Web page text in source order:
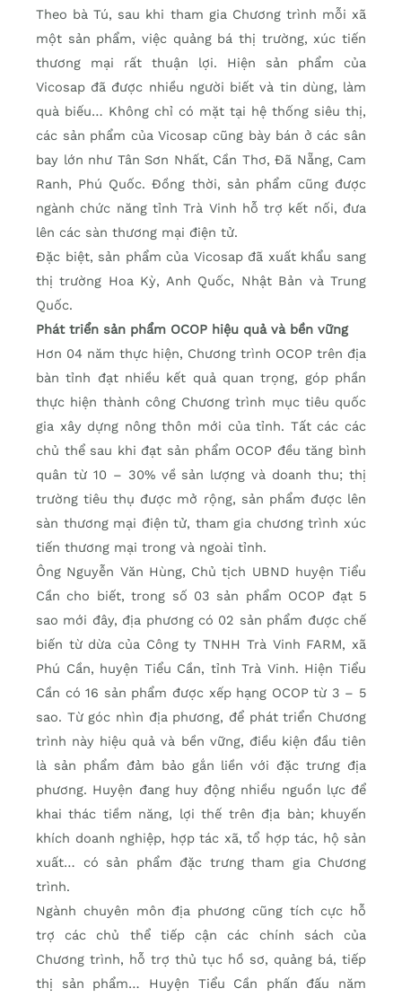
Theo bà Tú, sau khi tham gia Chương trình mỗi xã
một sản phẩm, việc quảng bá thị trường, xúc tiến
thương mại rất thuận lợi. Hiện sản phẩm của
Vicosap đã được nhiều người biết và tin dùng, làm
quà biếu… Không chỉ có mặt tại hệ thống siêu thị,
các sản phẩm của Vicosap cũng bày bán ở các sân
bay lớn như Tân Sơn Nhất, Cần Thơ, Đã Nẵng, Cam
Ranh, Phú Quốc. Đồng thời, sản phẩm cũng được
ngành chức năng tỉnh Trà Vinh hỗ trợ kết nối, đưa
lên các sàn thương mại điện tử.
Đặc biệt, sản phẩm của Vicosap đã xuất khẩu sang
thị trường Hoa Kỳ, Anh Quốc, Nhật Bản và Trung
Quốc.
Phát triển sản phẩm OCOP hiệu quả và bền vững
Hơn 04 năm thực hiện, Chương trình OCOP trên địa
bàn tỉnh đạt nhiều kết quả quan trọng, góp phần
thực hiện thành công Chương trình mục tiêu quốc
gia xây dựng nông thôn mới của tỉnh. Tất các các
chủ thể sau khi đạt sản phẩm OCOP đều tăng bình
quân từ 10 – 30% về sản lượng và doanh thu; thị
trường tiêu thụ được mở rộng, sản phẩm được lên
sàn thương mại điện tử, tham gia chương trình xúc
tiến thương mại trong và ngoài tỉnh.
Ông Nguyễn Văn Hùng, Chủ tịch UBND huyện Tiểu
Cần cho biết, trong số 03 sản phẩm OCOP đạt 5
sao mới đây, địa phương có 02 sản phẩm được chế
biến từ dừa của Công ty TNHH Trà Vinh FARM, xã
Phú Cần, huyện Tiểu Cần, tỉnh Trà Vinh. Hiện Tiểu
Cần có 16 sản phẩm được xếp hạng OCOP từ 3 – 5
sao. Từ góc nhìn địa phương, để phát triển Chương
trình này hiệu quả và bền vững, điều kiện đầu tiên
là sản phẩm đảm bảo gắn liền với đặc trưng địa
phương. Huyện đang huy động nhiều nguồn lực để
khai thác tiềm năng, lợi thế trên địa bàn; khuyến
khích doanh nghiệp, hợp tác xã, tổ hợp tác, hộ sản
xuất… có sản phẩm đặc trưng tham gia Chương
trình.
Ngành chuyên môn địa phương cũng tích cực hỗ
trợ các chủ thể tiếp cận các chính sách của
Chương trình, hỗ trợ thủ tục hồ sơ, quảng bá, tiếp
thị sản phẩm… Huyện Tiểu Cần phấn đấu năm